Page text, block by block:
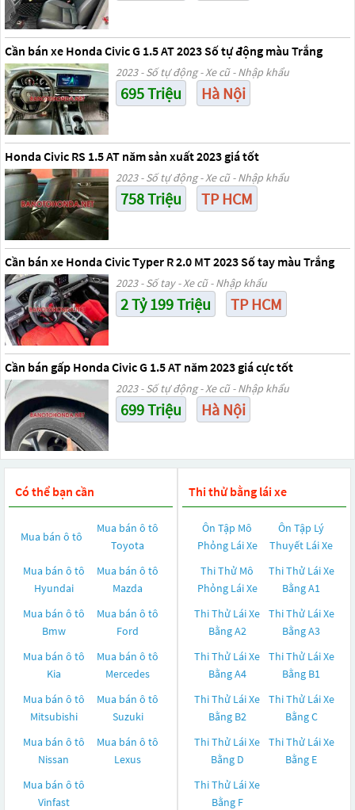
Cần bán xe Honda Civic G 1.5 AT 2023 Số tự động màu Trắng
2023 - Số tự động - Xe cũ - Nhập khẩu
695 Triệu Hà Nội
Honda Civic RS 1.5 AT năm sản xuất 2023 giá tốt
2023 - Số tự động - Xe cũ - Nhập khẩu
758 Triệu TP HCM
Cần bán xe Honda Civic Typer R 2.0 MT 2023 Số tay màu Trắng
2023 - Số tay - Xe cũ - Nhập khẩu
2 Tỷ 199 Triệu TP HCM
Cần bán gấp Honda Civic G 1.5 AT năm 2023 giá cực tốt
2023 - Số tự động - Xe cũ - Nhập khẩu
699 Triệu Hà Nội
Có thể bạn cần
Mua bán ô tô
Mua bán ô tô
Toyota
Mua bán ô tô
Hyundai
Mua bán ô tô
Mazda
Mua bán ô tô
Bmw
Mua bán ô tô
Ford
Mua bán ô tô
Kia
Mua bán ô tô
Mercedes
Mua bán ô tô
Mitsubishi
Mua bán ô tô
Suzuki
Mua bán ô tô
Nissan
Mua bán ô tô
Lexus
Mua bán ô tô
Vinfast
Thi thử bằng lái xe
Ôn Tập Mô
Phỏng Lái Xe
Ôn Tập Lý
Thuyết Lái Xe
Thi Thử Mô
Phỏng Lái Xe
Thi Thử Lái Xe
Bằng A1
Thi Thử Lái Xe
Bằng A2
Thi Thử Lái Xe
Bằng A3
Thi Thử Lái Xe
Bằng A4
Thi Thử Lái Xe
Bằng B1
Thi Thử Lái Xe
Bằng B2
Thi Thử Lái Xe
Bằng C
Thi Thử Lái Xe
Bằng D
Thi Thử Lái Xe
Bằng E
Thi Thử Lái Xe
Bằng F